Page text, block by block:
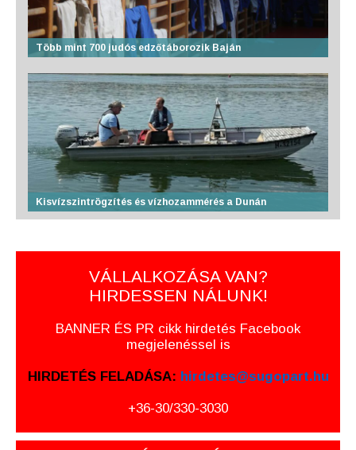
Több mint 700 judós edzőtáborozik Baján
Kisvízszintrögzítés és vízhozammérés a Dunán
VÁLLALKOZÁSA VAN?
HIRDESSEN NÁLUNK!
BANNER ÉS PR cikk hirdetés Facebook
megjelenéssel is
HIRDETÉS FELADÁSA: hirdetes@sugopart.hu
+36-30/330-3030